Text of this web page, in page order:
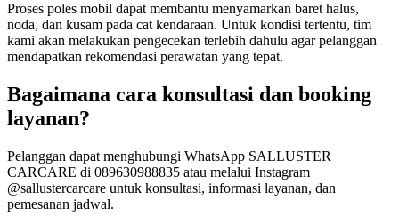
Proses poles mobil dapat membantu menyamarkan baret halus,
noda, dan kusam pada cat kendaraan. Untuk kondisi tertentu, tim
kami akan melakukan pengecekan terlebih dahulu agar pelanggan
mendapatkan rekomendasi perawatan yang tepat.
Bagaimana cara konsultasi dan booking
layanan?
Pelanggan dapat menghubungi WhatsApp SALLUSTER
CARCARE di 089630988835 atau melalui Instagram
@sallustercarcare untuk konsultasi, informasi layanan, dan
pemesanan jadwal.